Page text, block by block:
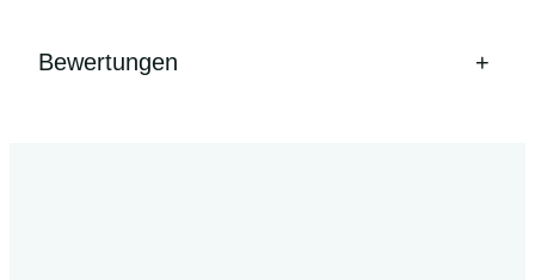
Bewertungen +